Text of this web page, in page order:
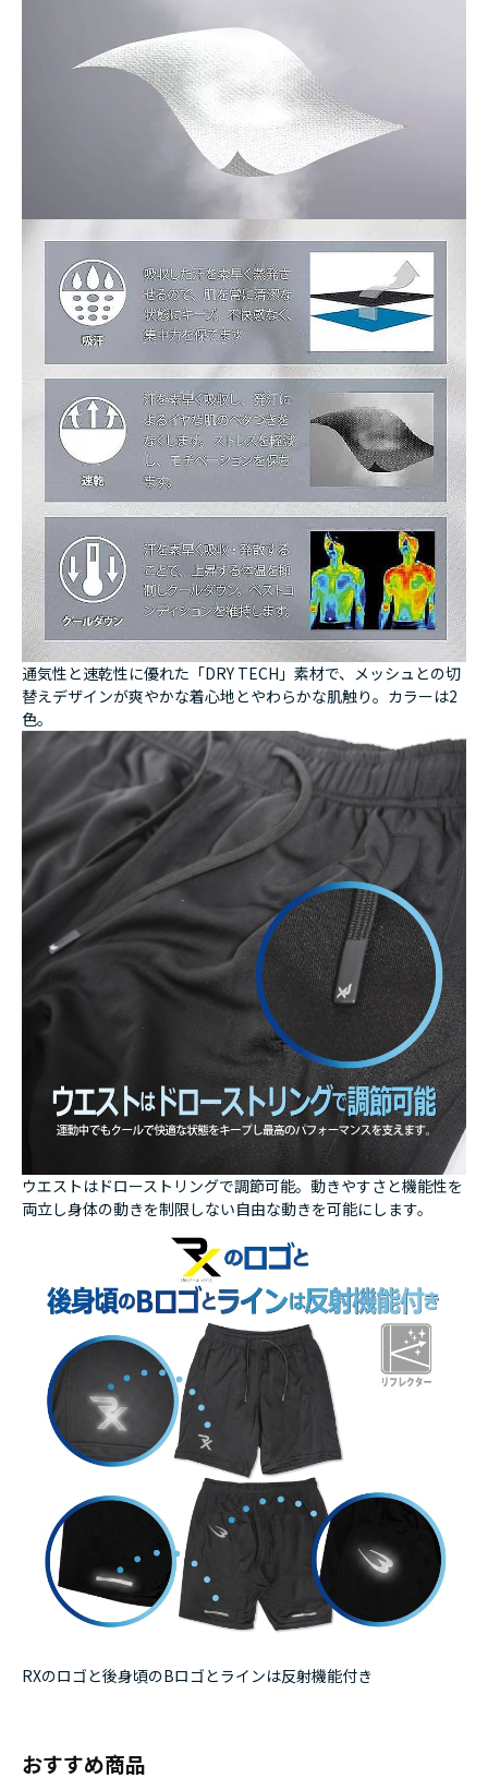
通気性と速乾性に優れた「DRY TECH」素材で、メッシュとの切
替えデザインが爽やかな着心地とやわらかな肌触り。カラーは2
色。
ウエストはドローストリングで調節可能。動きやすさと機能性を
両立し身体の動きを制限しない自由な動きを可能にします。
RXのロゴと後身頃のBロゴとラインは反射機能付き
おすすめ商品